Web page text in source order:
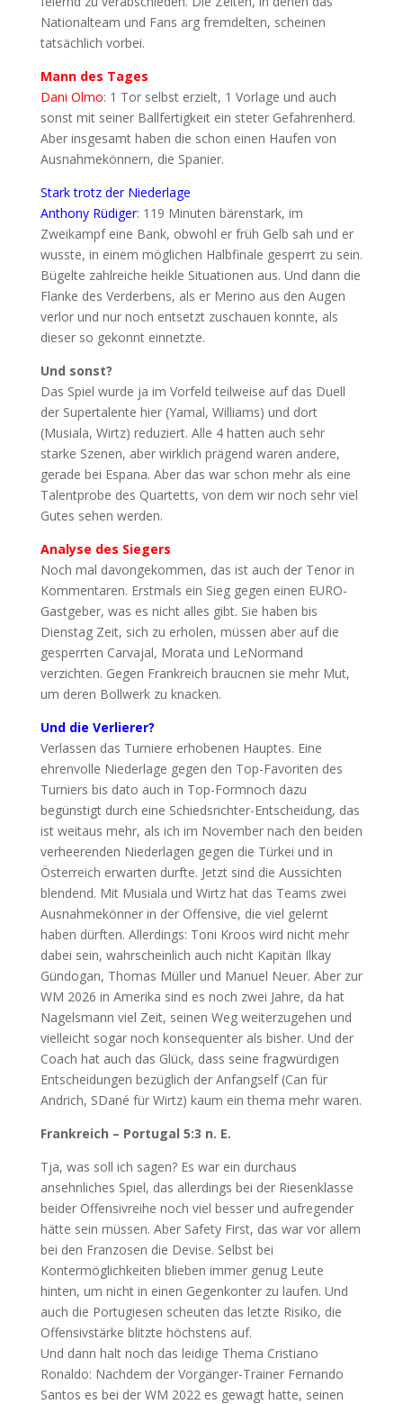
Nationalteam und Fans arg fremdelten, scheinen
tatsächlich vorbei.
Mann des Tages
Dani Olmo: 1 Tor selbst erzielt, 1 Vorlage und auch
sonst mit seiner Ballfertigkeit ein steter Gefahrenherd.
Aber insgesamt haben die schon einen Haufen von
Ausnahmekönnern, die Spanier.
Stark trotz der Niederlage
Anthony Rüdiger: 119 Minuten bärenstark, im
Zweikampf eine Bank, obwohl er früh Gelb sah und er
wusste, in einem möglichen Halbfinale gesperrt zu sein.
Bügelte zahlreiche heikle Situationen aus. Und dann die
Flanke des Verderbens, als er Merino aus den Augen
verlor und nur noch entsetzt zuschauen konnte, als
dieser so gekonnt einnetzte.
Und sonst?
Das Spiel wurde ja im Vorfeld teilweise auf das Duell
der Supertalente hier (Yamal, Williams) und dort
(Musiala, Wirtz) reduziert. Alle 4 hatten auch sehr
starke Szenen, aber wirklich prägend waren andere,
gerade bei Espana. Aber das war schon mehr als eine
Talentprobe des Quartetts, von dem wir noch sehr viel
Gutes sehen werden.
Analyse des Siegers
Noch mal davongekommen, das ist auch der Tenor in
Kommentaren. Erstmals ein Sieg gegen einen EURO-
Gastgeber, was es nicht alles gibt. Sie haben bis
Dienstag Zeit, sich zu erholen, müssen aber auf die
gesperrten Carvajal, Morata und LeNormand
verzichten. Gegen Frankreich braucnen sie mehr Mut,
um deren Bollwerk zu knacken.
Und die Verlierer?
Verlassen das Turniere erhobenen Hauptes. Eine
ehrenvolle Niederlage gegen den Top-Favoriten des
Turniers bis dato auch in Top-Formnoch dazu
begünstigt durch eine Schiedsrichter-Entscheidung, das
ist weitaus mehr, als ich im November nach den beiden
verheerenden Niederlagen gegen die Türkei und in
Österreich erwarten durfte. Jetzt sind die Aussichten
blendend. Mit Musiala und Wirtz hat das Teams zwei
Ausnahmekönner in der Offensive, die viel gelernt
haben dürften. Allerdings: Toni Kroos wird nicht mehr
dabei sein, wahrscheinlich auch nicht Kapitän Ilkay
Gündogan, Thomas Müller und Manuel Neuer. Aber zur
WM 2026 in Amerika sind es noch zwei Jahre, da hat
Nagelsmann viel Zeit, seinen Weg weiterzugehen und
vielleicht sogar noch konsequenter als bisher. Und der
Coach hat auch das Glück, dass seine fragwürdigen
Entscheidungen bezüglich der Anfangself (Can für
Andrich, SDané für Wirtz) kaum ein thema mehr waren.
Frankreich – Portugal 5:3 n. E.
Tja, was soll ich sagen? Es war ein durchaus
ansehnliches Spiel, das allerdings bei der Riesenklasse
beider Offensivreihe noch viel besser und aufregender
hätte sein müssen. Aber Safety First, das war vor allem
bei den Franzosen die Devise. Selbst bei
Kontermöglichkeiten blieben immer genug Leute
hinten, um nicht in einen Gegenkonter zu laufen. Und
auch die Portugiesen scheuten das letzte Risiko, die
Offensivstärke blitzte höchstens auf.
Und dann halt noch das leidige Thema Cristiano
Ronaldo: Nachdem der Vorgänger-Trainer Fernando
Santos es bei der WM 2022 es gewagt hatte, seinen